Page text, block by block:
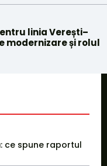
linia Verești–
modernizare și rolul
ce spune raportul